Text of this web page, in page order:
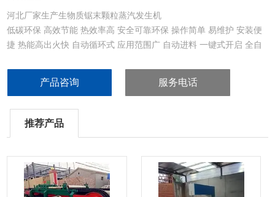
河北厂家生产生物质锯末颗粒蒸汽发生机
低碳环保 高效节能 热效率高 安全可靠环保 操作简单 易维护 安装便
捷 热能高出火快 自动循环式 应用范围广 自动进料 一键式开启 全自
产品咨询 服务电话
推荐产品